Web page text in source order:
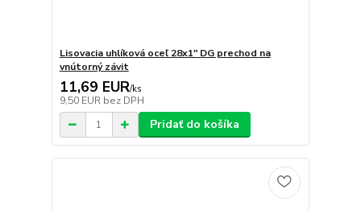
Lisovacia uhlíková oceľ 28x1" DG prechod na
vnútorný závit
11,69 EUR/ks
9,50 EUR bez DPH
Pridať do košíka